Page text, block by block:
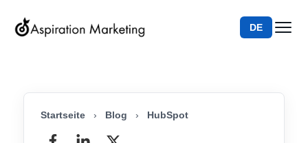
DE
Startseite › Blog › HubSpot